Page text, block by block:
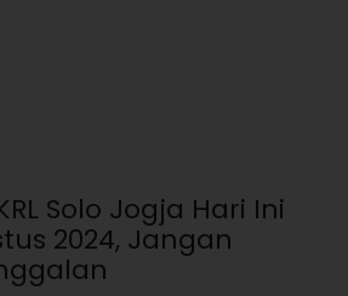
Solo Jogja Hari Ini
2024, Jangan